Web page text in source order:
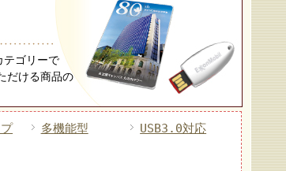
テゴリーで
だける商品の
多機能型 USB3.0対応